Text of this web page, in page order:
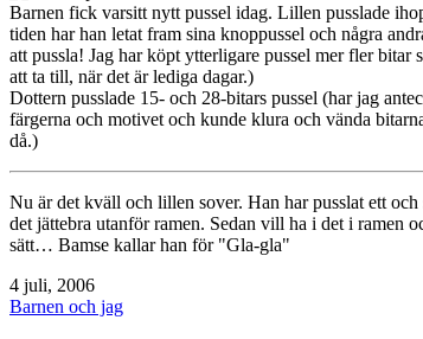
Barnen fick varsitt nytt pussel idag. Lillen pusslade
tiden har han letat fram sina knoppussel och några
att pussla! Jag har köpt ytterligare pussel mer fler
att ta till, när det är lediga dagar.)
Dottern pusslade 15- och 28-bitars pussel (har jag
färgerna och motivet och kunde klura och vända
då.)
Nu är det kväll och lillen sover. Han har pusslat ett
det jättebra utanför ramen. Sedan vill ha i det i ramen
sätt… Bamse kallar han för "Gla-gla"
Publicerat
den
4 juli, 2006
Kategoriserat
Barnen och jag